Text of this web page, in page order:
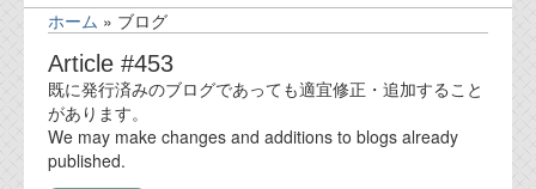
ニュース
業務内容
ホーム » ブログ
Article #453
既に発行済みのブログであっても適宜修正・追加すること
があります。
We may make changes and additions to blogs already
published.